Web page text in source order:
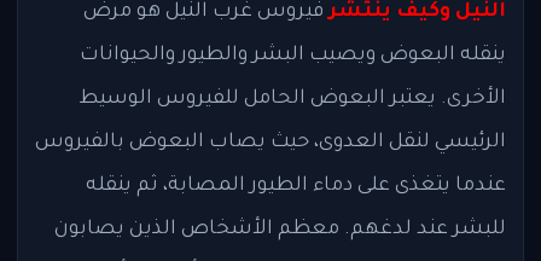
النيل وكيف ينتشرفيروس غرب النيل هو مرض
ينقله البعوض ويصيب البشر والطيور والحيوانات
الأخرى. يعتبر البعوض الحامل للفيروس الوسيط
الرئيسي لنقل العدوى، حيث يصاب البعوض بالفيروس
عندما يتغذى على دماء الطيور المصابة، ثم ينقله
للبشر عند لدغهم. معظم الأشخاص الذين يصابون